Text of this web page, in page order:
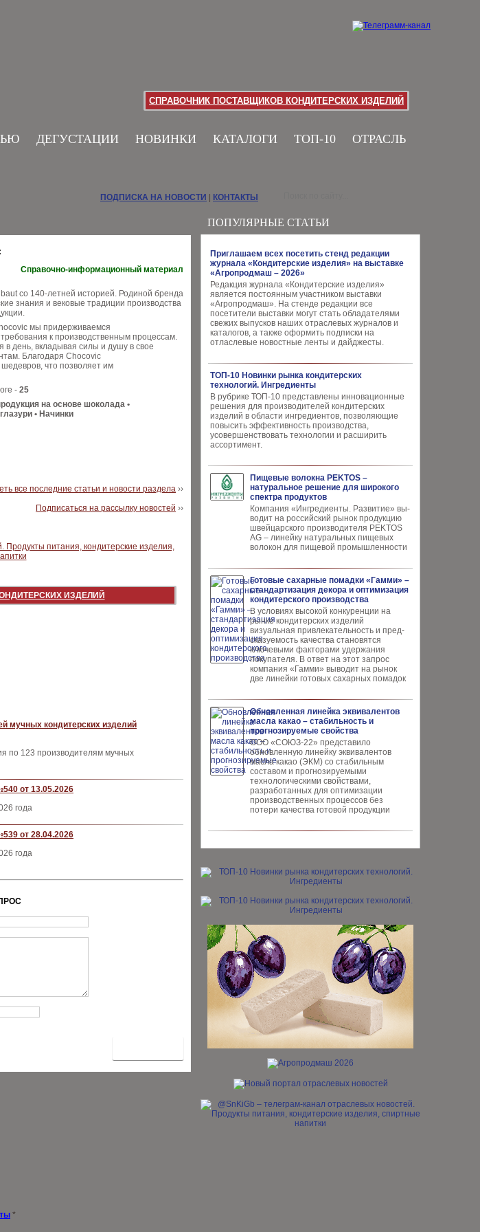
СПРАВОЧНИК ПОСТАВЩИКОВ КОНДИТЕРСКИХ ИЗДЕЛИЙ
ДЕГУСТАЦИИ НОВИНКИ КАТАЛОГИ ТОП-10 ОТРАСЛЬ
ПОПУЛЯРНЫЕ СТАТЬИ
Приглашаем всех посетить стенд редакции
журнала «Кондитерские изделия» на выставке
«Агропродмаш – 2026»
Редакция журнала «Кондитерские изделия»
является постоянным участником выставки
«Агропродмаш». На стенде редакции все
посетители выставки могут стать обладателями
свежих выпусков наших отраслевых журналов и
каталогов, а также оформить подписки на
отласлевые новостные ленты и дайджесты.
ТОП-10 Новинки рынка кондитерских
технологий. Ингредиенты
В рубрике ТОП-10 представлены инновационные
решения для производителей кондитерских
изделий в области ингредиентов, позволяющие
повысить эффективность производства,
усовершенствовать технологии и расширить
ассортимент.
Пищевые волокна PEKTOS –
натуральное решение для широкого
спектра продуктов
Компания «Ингредиенты. Развитие» вы­
водит на российский рынок продукцию
швей­царского производителя PEKTOS
AG – ли­нейку натуральных пищевых
волокон для пи­щевой промышленности
Готовые сахарные помадки «Гамми» –
стандартизация декора и оптимизация
кондитерского производства
В условиях высокой кон­куренции на
рынке конди­терских изделий
визуальная привлекательность и пред­
сказуемость качества ста­новятся
ключевыми факто­рами удержания
покупателя. В ответ на этот запрос
компания «Гамми» выводит на рынок
две линейки готовых сахарных помадок
Обновленная линейка эквивалентов
масла какао – стабильность и
прогнозируемые свойства
ООО «СОЮЗ-22» представило
обновлен­ную линейку эквивалентов
масла ка­као (ЭКМ) со стабильным
составом и прогнозируемыми
технологическими свойствами,
разработанных для опти­мизации
производственных процес­сов без
потери качества готовой про­дукции
ПОДПИСКА НА НОВОСТИ КОНТАКТЫ
Справочно-информационный материал
со 140-летней историей. Родиной бренда
знания и вековые традиции ​производства
мы придерживаемся
к производственным процессам.
день, вкладывая силы и душу в свое
Благодаря Chocovic
что позволяет им
- 25
на основе шоколада •
• Начинки
все последние статьи и новости раздела ››
Подписаться на рассылку новостей ››
ИЗДЕЛИЙ
мучных кондитерских изделий
по 123 производителям мучных
от 13.05.2026
года
от 28.04.2026
года
*